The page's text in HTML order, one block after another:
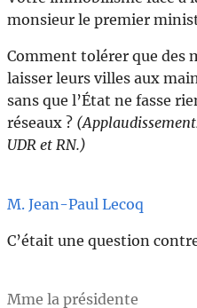
monsieur le premier
Comment tolérer que des
laisser leurs villes aux
sans que l’État ne fasse
réseaux ?
UDR et RN.)
M. Jean-Paul Lecoq
C’était une question
Mme la présidente